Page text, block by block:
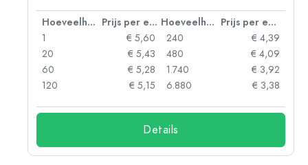
Hoeveelheid Prijs per eenheid Hoeveelheid
Prijs per eenheid
1
€ 5,60
20
€ 5,43
60
€ 5,28
120
€ 5,15
240
€ 4,39
480
€ 4,09
1.740
€ 3,92
6.880
€ 3,38
Details